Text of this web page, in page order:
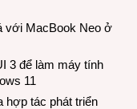
với MacBook Neo ở
3 để làm máy tính
11
hợp tác phát triển